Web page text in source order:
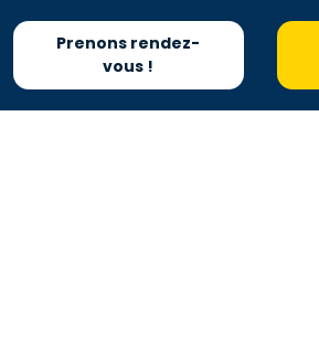
Prenons rendez-
vous !